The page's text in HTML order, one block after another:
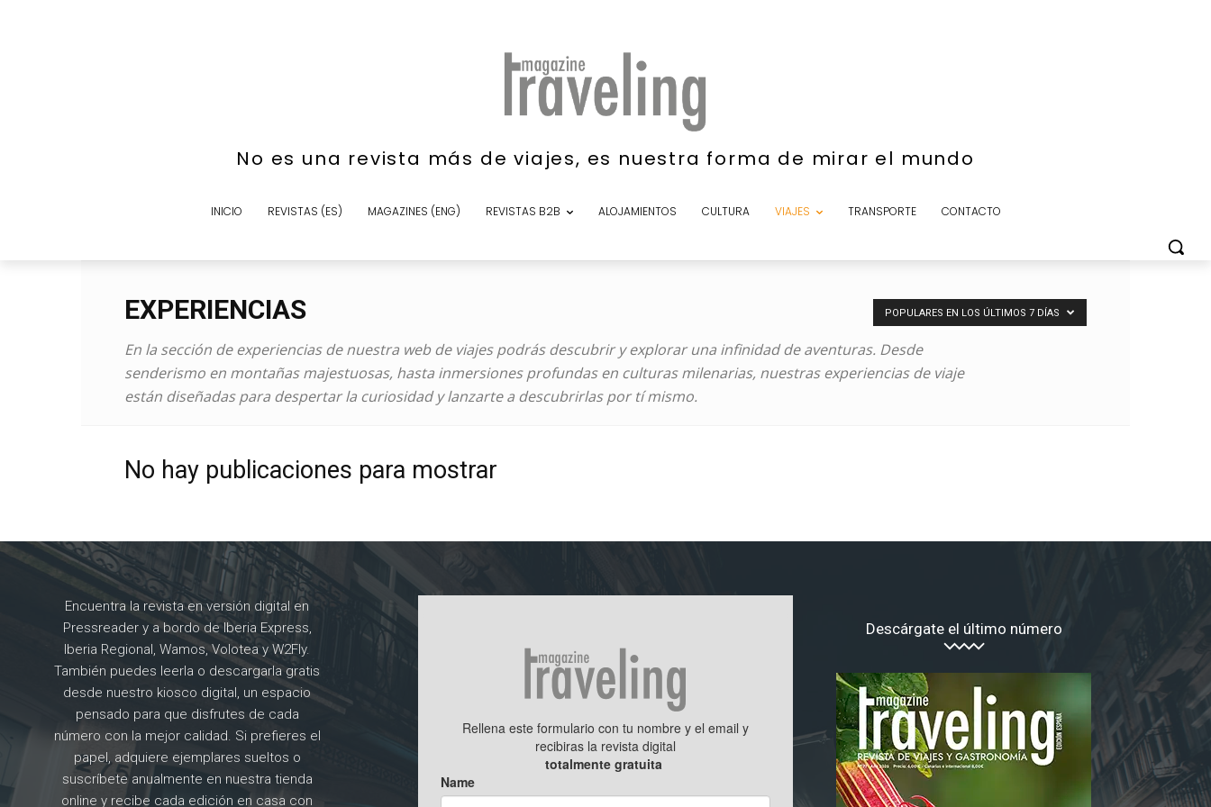
No es una revista más de viajes, es nuestra forma de mirar el mundo
INICIO REVISTAS (ES) MAGAZINES (ENG) REVISTAS B2B ALOJAMIENTOS CULTURA VIAJES TRANSPORTE CONTACTO
EXPERIENCIAS
En la sección de experiencias de nuestra web de viajes podrás descubrir y explorar una infinidad de aventuras. Desde
senderismo en montañas majestuosas, hasta inmersiones profundas en culturas milenarias, nuestras experiencias de viaje
están diseñadas para despertar la curiosidad y lanzarte a descubrirlas por tí mismo.
POPULARES EN LOS ÚLTIMOS 7 DÍAS
No hay publicaciones para mostrar
Encuentra la revista en versión digital en
Pressreader y a bordo de Iberia Express,
Iberia Regional, Wamos, Volotea y W2Fly.
También puedes leerla o descargarla gratis
desde nuestro kiosco digital, un espacio
pensado para que disfrutes de cada
número con la mejor calidad. Si prefieres el
papel, adquiere ejemplares sueltos o
suscríbete anualmente en nuestra tienda
online y recibe cada edición en casa con
Descárgate el último número